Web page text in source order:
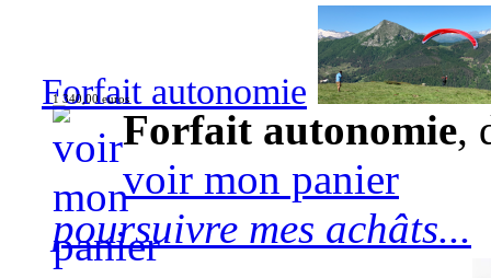
Forfait autonomie
1 340,00 euros
Forfait autonomie,
voir mon panier
poursuivre mes achâts...